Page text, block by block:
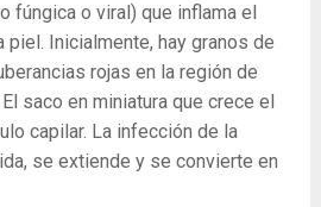
fúngica o viral) que inflama el
Inicialmente, hay granos de
rojas en la región de
saco en miniatura que crece el
capilar. La infección de la
se extiende y se convierte en